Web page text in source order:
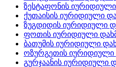
ზესტაფონის
ქუთაისის იურიდიული
ზუგდიდის იურიდიული
ფოთის იურიდიული
ბათუმის იურიდიული
ოზურგეთის იურიდიული
გურჯაანის იურიდიული